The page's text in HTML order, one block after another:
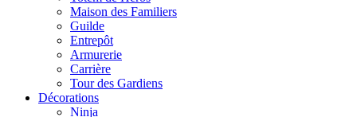
Maison des Familiers
Guilde
Entrepôt
Armurerie
Carrière
Tour des Gardiens
Décorations
Ninja